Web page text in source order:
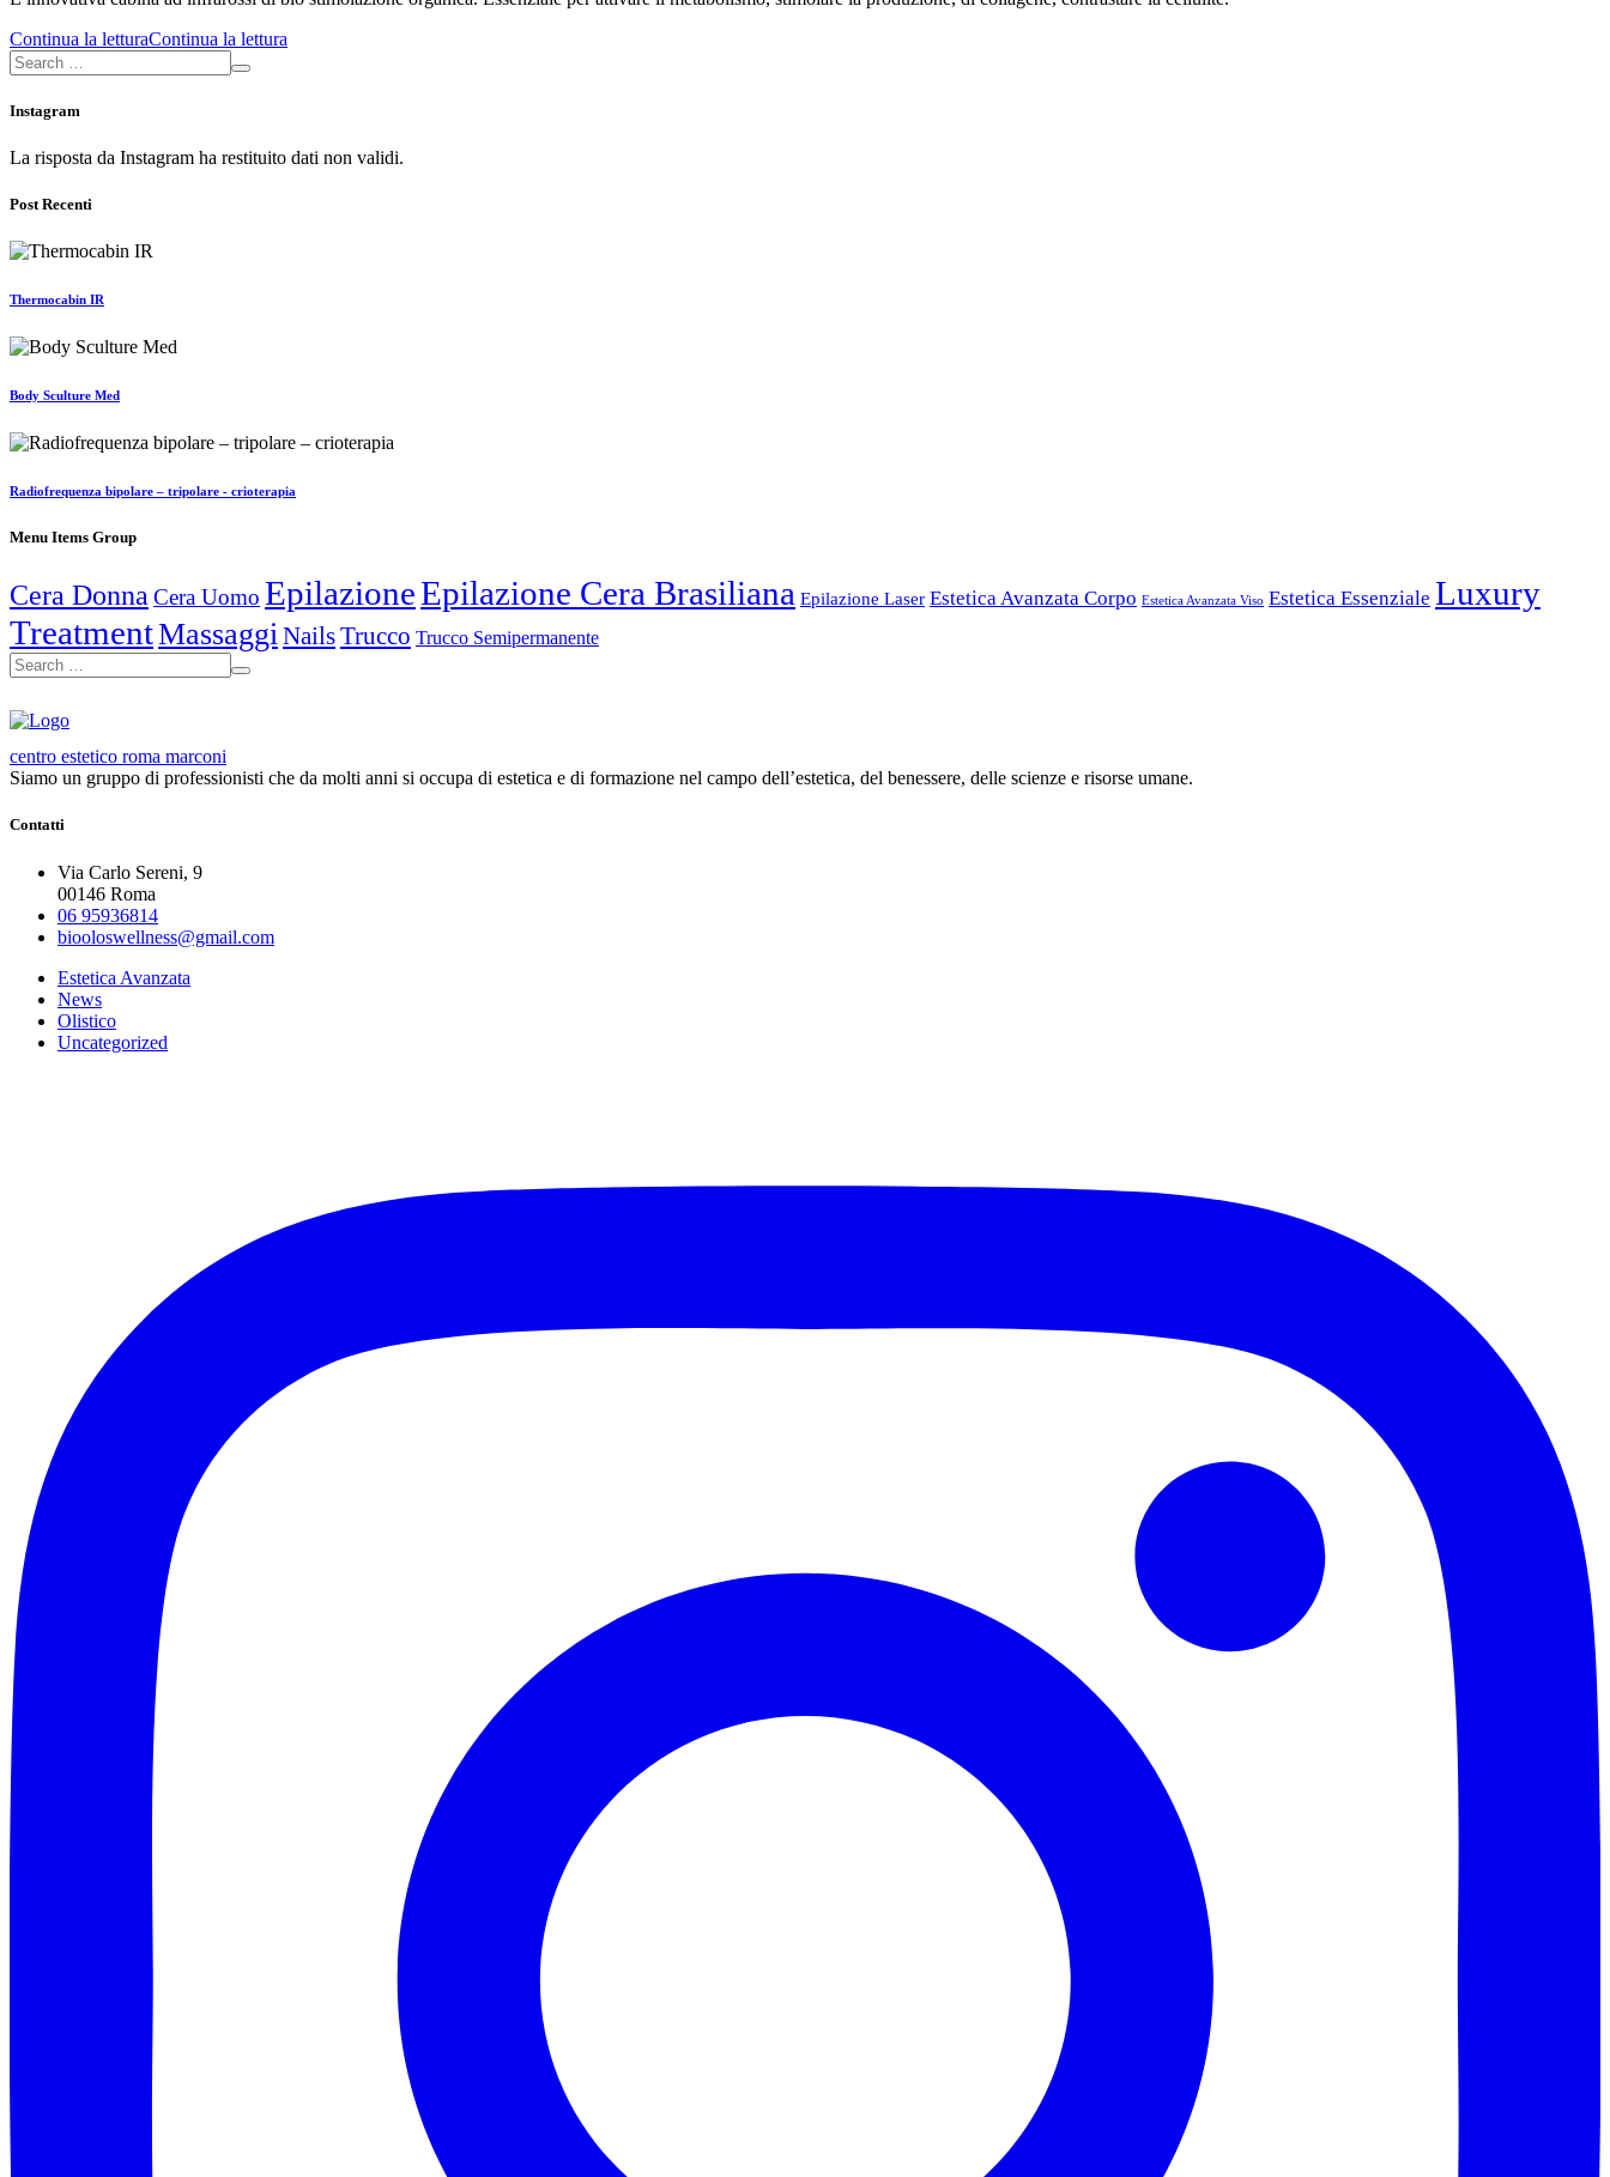
Continua la letturaContinua la lettura
Instagram
La risposta da Instagram ha restituito dati non validi.
Post Recenti
Thermocabin IR
Body Sculture Med
Radiofrequenza bipolare – tripolare - crioterapia
Menu Items Group
Cera DonnaCera Uomo EpilazioneEpilazione Cera Brasiliana Epilazione Laser Estetica Avanzata Corpo Estetica Avanzata Viso Estetica Essenziale Luxury
TreatmentMassaggiNailsTrucco Trucco Semipermanente
centro estetico roma marconi
Siamo un gruppo di professionisti che da molti anni si occupa di estetica e di formazione nel campo dell’estetica, del benessere, delle scienze e risorse umane.
Contatti
Via Carlo Sereni, 9
00146 Roma
06 95936814
biooloswellness@gmail.com
Estetica Avanzata
News
Olistico
Uncategorized